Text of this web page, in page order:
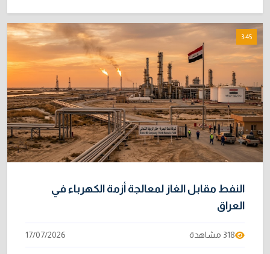
3:45
النفط مقابل الغاز لمعالجة أزمة الكهرباء في
العراق
318 مشاهدة 17/07/2026